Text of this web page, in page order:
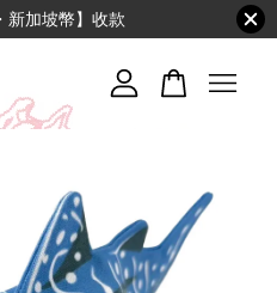
新加坡幣】收款
還是空的。